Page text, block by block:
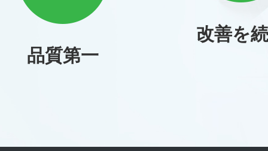
品質第一
改善を